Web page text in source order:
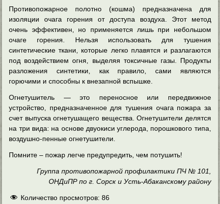
Противопожарное полотно (кошма) предназначена для
изоляции очага горения от доступа воздуха. Этот метод
очень эффективен, но применяется лишь при небольшом
очаге горения. Нельзя использовать для тушения
синтетические ткани, которые легко плавятся и разлагаются
под воздействием огня, выделяя токсичные газы. Продукты
разложения синтетики, как правило, сами являются
горючими и способны к внезапной вспышке.
Огнетушитель — это переносное или передвижное
устройство, предназначенное для тушения очага пожара за
счет выпуска огнетушащего вещества. Огнетушители делятся
на три вида: на основе двуокиси углерода, порошкового типа,
воздушно-пенные огнетушители.
Помните – пожар легче предупредить, чем потушить!
Группа противопожарной профилактики ПЧ № 101,
ОНДиПР по г. Сорск и Усть-Абаканскому району
Количество просмотров: 86